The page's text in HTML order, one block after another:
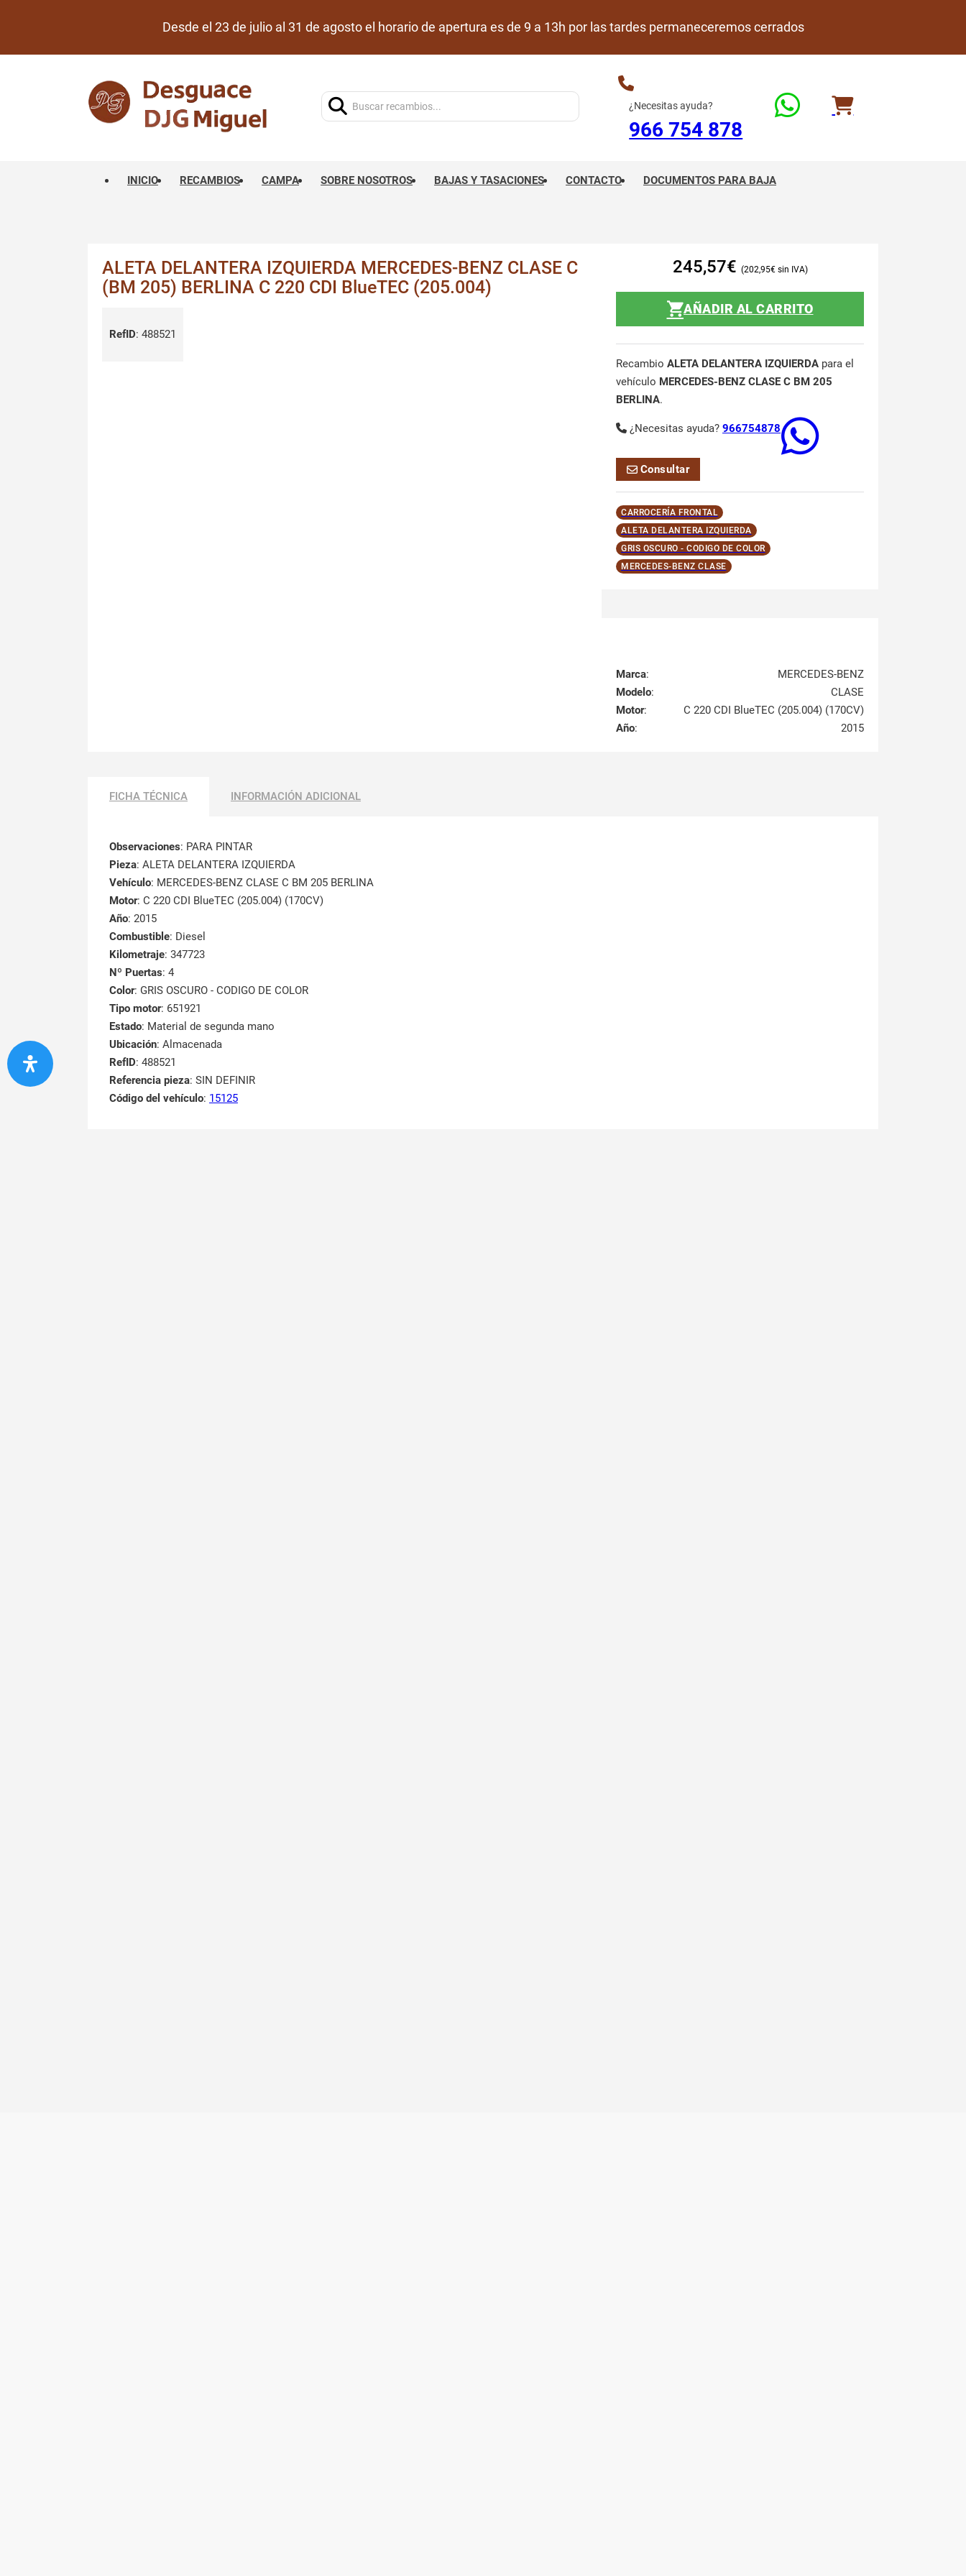
Desde el 23 de julio al 31 de agosto el horario de apertura es de 9 a 13h por las tardes permaneceremos cerrados
¿Necesitas ayuda?
966 754 878
INICIO RECAMBIOS CAMPA SOBRE NOSOTROS BAJAS Y TASACIONES CONTACTO DOCUMENTOS PARA BAJA
ALETA DELANTERA IZQUIERDA MERCEDES-BENZ CLASE C
(BM 205) BERLINA C 220 CDI BlueTEC (205.004)
RefID: 488521
245,57€ 202,95€
AÑADIR AL CARRITO
Recambio ALETA DELANTERA IZQUIERDA para el
vehículo MERCEDES-BENZ CLASE C BM 205
BERLINA.
¿Necesitas ayuda? 966754878
Consultar
CARROCERÍA FRONTAL
ALETA DELANTERA IZQUIERDA
GRIS OSCURO - CODIGO DE COLOR
MERCEDES-BENZ CLASE
Marca:
MERCEDES-BENZ
Modelo:
CLASE
Motor:
C 220 CDI BlueTEC (205.004) (170CV)
Año: 2015
FICHA TÉCNICA INFORMACIÓN ADICIONAL
Observaciones: PARA PINTAR
Pieza: ALETA DELANTERA IZQUIERDA
Vehículo: MERCEDES-BENZ CLASE C BM 205 BERLINA
Motor: C 220 CDI BlueTEC (205.004) (170CV)
Año: 2015
Combustible: Diesel
Kilometraje: 347723
Nº Puertas: 4
Color: GRIS OSCURO - CODIGO DE COLOR
Tipo motor: 651921
Estado: Material de segunda mano
Ubicación: Almacenada
RefID: 488521
Referencia pieza: SIN DEFINIR
Código del vehículo: 15125